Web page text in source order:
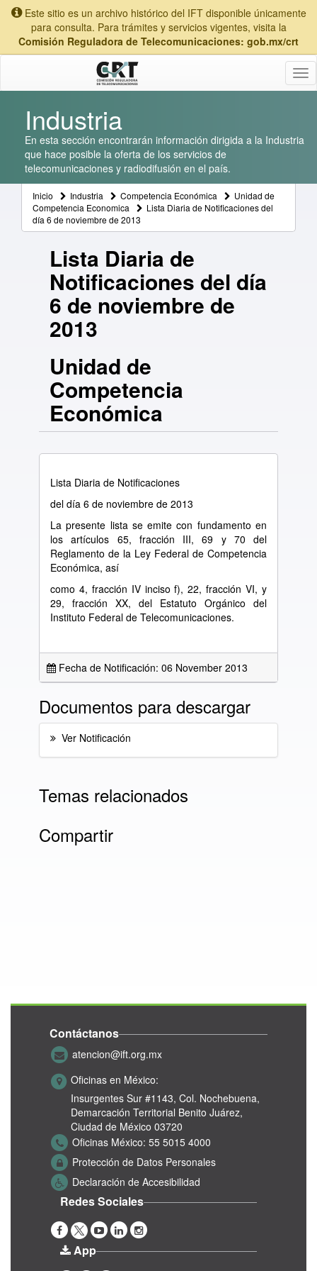
Este sitio es un archivo histórico del IFT disponible únicamente
para consulta. Para trámites y servicios vigentes, visita la
Comisión Reguladora de Telecomunicaciones: gob.mx/crt
Industria
En esta sección encontrarán información dirigida a la Industria
que hace posible la oferta de los servicios de
telecomunicaciones y radiodifusión en el país.
Inicio Industria Competencia Económica
Unidad de
Competencia Economica
Lista Diaria de Notificaciones del
día 6 de noviembre de 2013
Lista Diaria de
Notificaciones del día
6 de noviembre de
2013
Unidad de
Competencia
Económica
Lista Diaria de Notificaciones
del día 6 de noviembre de 2013
La presente lista se emite con fundamento en
los artículos 65, fracción III, 69 y 70 del
Reglamento de la Ley Federal de Competencia
Económica, así
como 4, fracción IV inciso f), 22, fracción VI, y
29, fracción XX, del Estatuto Orgánico del
Instituto Federal de Telecomunicaciones.
Fecha de Notificación: 06 November 2013
Documentos para descargar
Ver Notificación
Temas relacionados
Compartir
Contáctanos
atencion@ift.org.mx
Oficinas en México:
Insurgentes Sur #1143, Col. Nochebuena,
Demarcación Territorial Benito Juárez,
Ciudad de México 03720
Oficinas México: 55 5015 4000
Protección de Datos Personales
Declaración de Accesibilidad
Redes Sociales
App